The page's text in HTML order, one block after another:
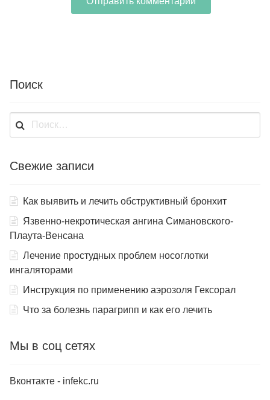
Поиск
Найти:
Свежие записи
Как выявить и лечить обструктивный бронхит
Язвенно-некротическая ангина Симановского-
Плаута-Венсана
Лечение простудных проблем носоглотки
ингаляторами
Инструкция по применению аэрозоля Гексорал
Что за болезнь парагрипп и как его лечить
Мы в соц сетях
Вконтакте - infekc.ru